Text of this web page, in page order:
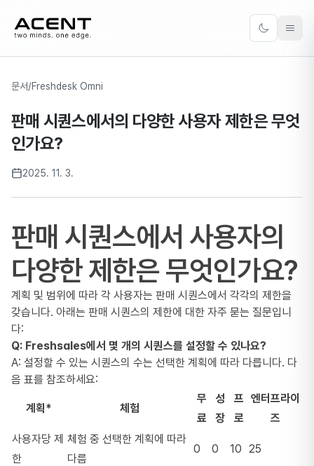
ACENT
Toggle
문서/Freshdesk Omni
판매 시퀀스에서의 다양한 사용자 제한은 무엇
인가요?
2025. 11. 3.
판매 시퀀스에서 사용자의
다양한 제한은 무엇인가요?
계획 및 범위에 따라 각 사용자는 판매 시퀀스에서 각각의 제한을
갖습니다. 아래는 판매 시퀀스의 제한에 대한 자주 묻는 질문입니
다:
Q: Freshsales에서 몇 개의 시퀀스를 설정할 수 있나요?
A: 설정할 수 있는 시퀀스의 수는 선택한 계획에 따라 다릅니다. 다
음 표를 참조하세요:
계획* 체험
무
료
성
장
프
로
엔터프라이
즈
사용자당 제
한
체험 중 선택한 계획에 따라
다름
0 0 10 25